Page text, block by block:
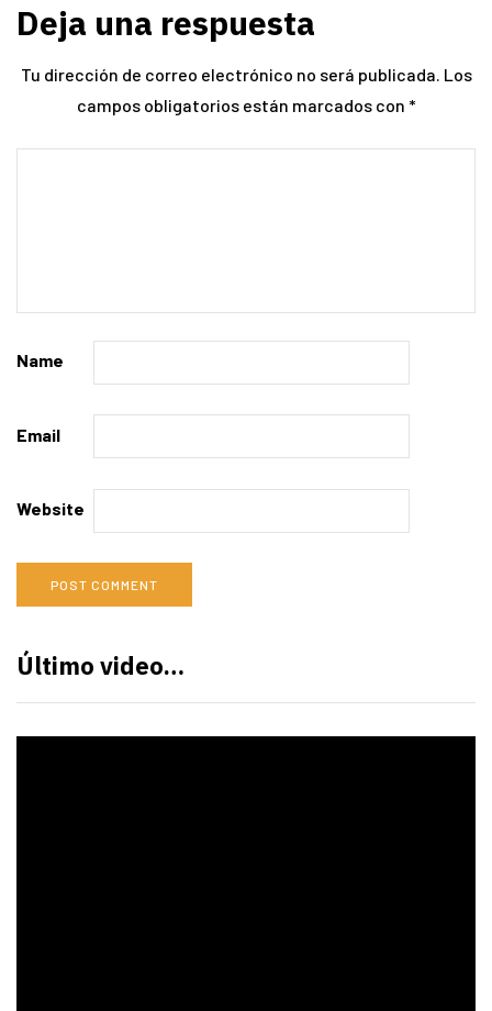
Deja una respuesta
Tu dirección de correo electrónico no será publicada. Los
campos obligatorios están marcados con *
Name
Email
Website
Último video…